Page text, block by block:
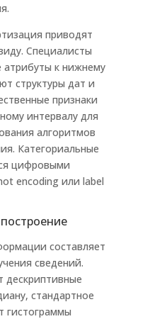
приводят
Специалисты
атрибуты к нижнему
структуры дат и
признаки
интервалу для
алгоритмов
Категориальные
цифровыми
encoding или label
составляет
сведений.
дескриптивные
стандартное
гистограммы